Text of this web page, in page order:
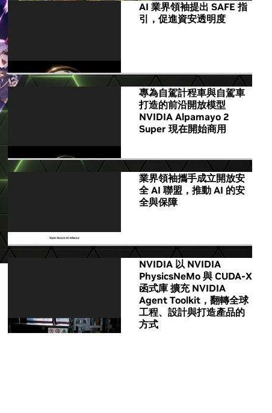
AI 業界領袖提出 SAFE 指
引，促進資安透明度
專為自駕計程車與自駕車
打造的前沿開放模型
NVIDIA Alpamayo 2
Super 現在開始商用
業界領袖攜手成立開放安
全 AI 聯盟，推動 AI 的安
全與保障
NVIDIA 以 NVIDIA
PhysicsNeMo 與 CUDA-X
函式庫 擴充 NVIDIA
Agent Toolkit，翻轉全球
工程、設計與打造產品的
方式